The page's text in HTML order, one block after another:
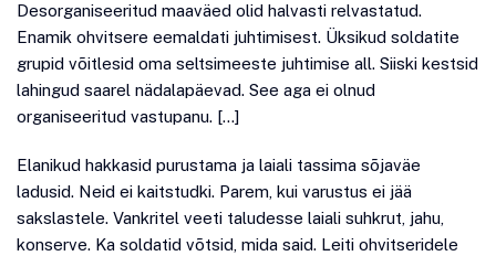
Desorganiseeritud maaväed olid halvasti relvastatud.
Enamik ohvitsere eemaldati juhtimisest. Üksikud soldatite
grupid võitlesid oma seltsimeeste juhtimise all. Siiski kestsid
lahingud saarel nädalapäevad. See aga ei olnud
organiseeritud vastupanu. […]
Elanikud hakkasid purustama ja laiali tassima sõjaväe
ladusid. Neid ei kaitstudki. Parem, kui varustus ei jää
sakslastele. Vankritel veeti taludesse laiali suhkrut, jahu,
konserve. Ka soldatid võtsid, mida said. Leiti ohvitseridele